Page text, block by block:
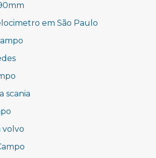
em São Paulo
scania
volvo